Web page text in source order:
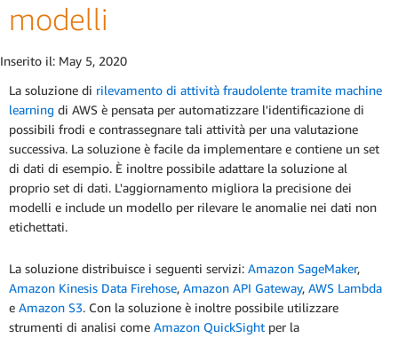
modelli
Inserito il: May 5, 2020
La soluzione di rilevamento di attività fraudolente tramite machine
learning di AWS è pensata per automatizzare l'identificazione di
possibili frodi e contrassegnare tali attività per una valutazione
successiva. La soluzione è facile da implementare e contiene un set
di dati di esempio. È inoltre possibile adattare la soluzione al
proprio set di dati. L'aggiornamento migliora la precisione dei
modelli e include un modello per rilevare le anomalie nei dati non
etichettati.
La soluzione distribuisce i seguenti servizi: Amazon SageMaker,
Amazon Kinesis Data Firehose, Amazon API Gateway, AWS Lambda
e Amazon S3. Con la soluzione è inoltre possibile utilizzare
strumenti di analisi come Amazon QuickSight per la